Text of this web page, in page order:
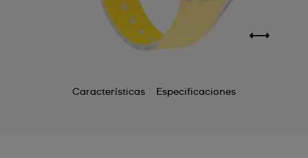
Características Especificaciones